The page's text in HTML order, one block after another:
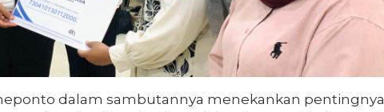
dalam sambutannya menekankan pentingnya